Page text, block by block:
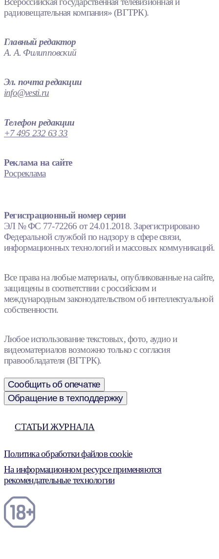
радиовещательная компания» (ВГТРК).
Главный редактор
А. А. Филипповский
Эл. почта редакции
info@vesti.ru
Телефон редакции
+7 495 232 63 33
Реклама на сайте
Росреклама
Регистрационный номер серии
ЭЛ № ФС 77-72266 от 24.01.2018. Зарегистрировано
Федеральной службой по надзору в сфере связи,
информационных технологий и массовых коммуникаций.
Все права на любые материалы, опубликованные на сайте,
защищены в соответствии с российским и
международным законодательством об интеллектуальной
собственности.
Любое использование текстовых, фото, аудио и
видеоматериалов возможно только с согласия
правообладателя (ВГТРК).
Сообщить об опечатке
Обращение в техподдержку
СТАТЬИ ЖУРНАЛА
Политика обработки файлов cookie
На информационном ресурсе применяются
рекомендательные технологии